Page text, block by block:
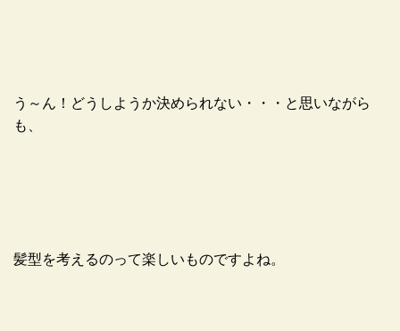
う～ん！どうしようか決められない・・・と思いながら
も、
髪型を考えるのって楽しいものですよね。